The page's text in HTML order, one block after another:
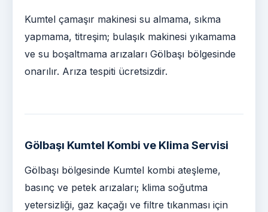
Kumtel çamaşır makinesi su almama, sıkma
yapmama, titreşim; bulaşık makinesi yıkamama
ve su boşaltmama arızaları Gölbaşı bölgesinde
onarılır. Arıza tespiti ücretsizdir.
Gölbaşı Kumtel Kombi ve Klima Servisi
Gölbaşı bölgesinde Kumtel kombi ateşleme,
basınç ve petek arızaları; klima soğutma
yetersizliği, gaz kaçağı ve filtre tıkanması için